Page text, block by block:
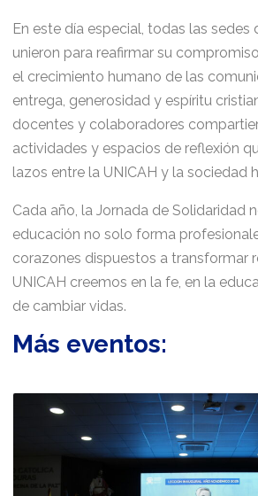
En este día especial, todas las sedes
unieron para reafirmar su
el crecimiento humano de las
entrega, generosidad y espíritu
docentes y colaboradores
actividades y espacios de reflexión
lazos entre la UNICAH y la sociedad
Cada año, la Jornada de Solidaridad
educación no solo forma
corazones dispuestos a transformar
UNICAH creemos en la fe, en la
de cambiar vidas.
Más eventos: